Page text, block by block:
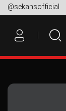
@sekansofficial